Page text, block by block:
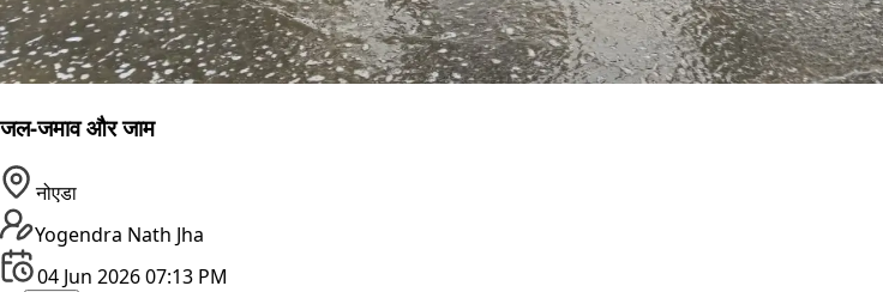
जल-जमाव और जाम
नोएडा
Yogendra Nath Jha
04 Jun 2026 07:13 PM